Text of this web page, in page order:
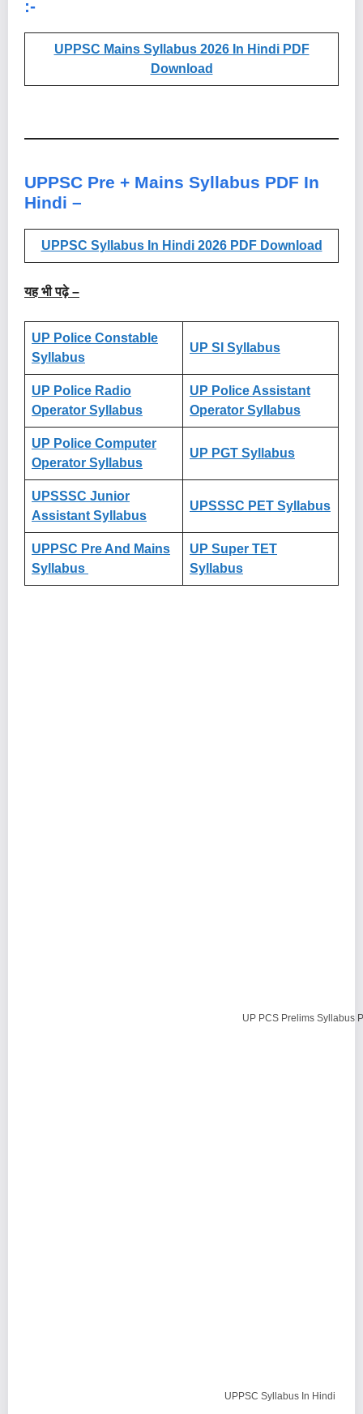
:-
UPPSC Mains Syllabus 2026 In Hindi PDF
Download
UPPSC Pre + Mains Syllabus PDF In
Hindi –
UPPSC Syllabus In Hindi 2026 PDF Download
यह भी पढ़े –
UP Police Constable
Syllabus
UP SI Syllabus
UP Police Radio
Operator Syllabus
UP Police Assistant
Operator Syllabus
UP Police Computer
Operator Syllabus
UP PGT Syllabus
UPSSSC Junior
Assistant Syllabus
UPSSSC PET Syllabus
UPPSC Pre And Mains
Syllabus
UP Super TET
Syllabus
UP PCS Prelims Syllabus
UPPSC Syllabus In Hindi